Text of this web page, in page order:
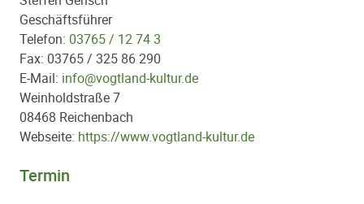
Geschäftsführer
Telefon: 03765 / 12 74 3
Fax: 03765 / 325 86 290
E-Mail: info@vogtland-kultur.de
Weinholdstraße 7
08468 Reichenbach
Webseite: https://www.vogtland-kultur.de
Termin